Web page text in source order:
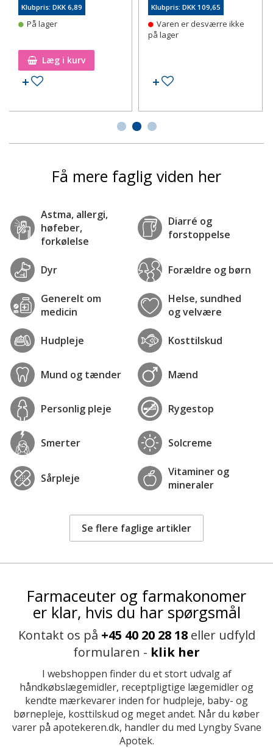
Klubpris: DKK 6,89
På lager
Læg i kurv
Tilføj til ønskeseddel
Klubpris: DKK 109,65
Varen er desværre ikke
på lager
Tilføj til ønskeseddel
Få mere faglig viden her
Astma, allergi,
høfeber,
forkølelse
Diarré og
forstoppelse
Dyr Forældre og børn
Generelt om
medicin
Helse, sundhed
og velvære
Hudpleje Kosttilskud
Mund og tænder Mænd
Personlig pleje Rygestop
Smerter Solcreme
Sårpleje
Vitaminer og
mineraler
Se flere faglige artikler
Farmaceuter og farmakonomer
er klar, hvis du har spørgsmål
Kontakt os på +45 40 20 28 18eller udfyld
formularen - klik her
I webshoppen finder du et stort udvalg af
håndkøbslægemidler, receptpligtige lægemidler og
kendte mærkevarer inden for hudpleje, baby- og
børnepleje, kosttilskud og meget andet. Når du køber
varer på apotekeren.dk, handler du med Lyngby Svane
Apotek.